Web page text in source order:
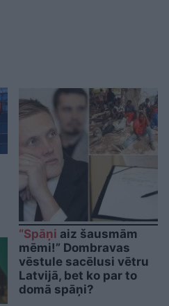
“Spāņi aiz šausmām
mēmi!” Dombravas
vēstule sacēlusi vētru
Latvijā, bet ko par to
domā spāņi?